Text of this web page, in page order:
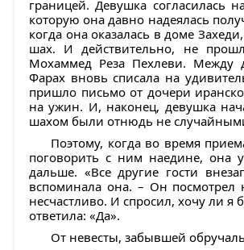
границей. Девушка согласилась
которую она давно надеялась
когда она оказалась в доме
шах. И действительно, не
Мохаммед Реза Пехлеви. Между
Фарах вновь списала на
пришло письмо от дочери
на ужин. И, наконец, девушка
шахом были отнюдь не
Поэтому, когда во время
поговорить с ним наедине, она
дальше. «Все другие гости
вспоминала она. – Он
несчастливо. И спросил, хочу ли
ответила: «Да».
От невесты, забывшей